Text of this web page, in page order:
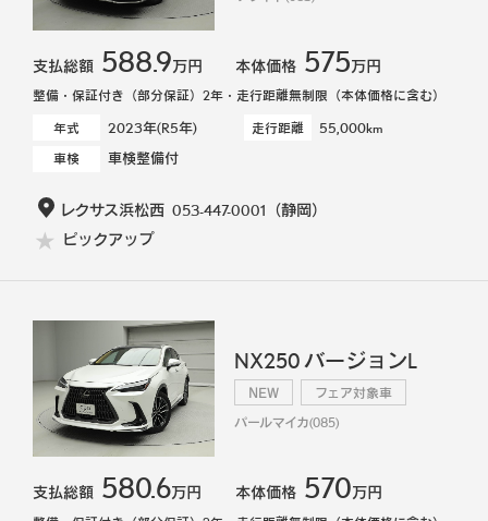
支払総額 588.9万円 本体価格 575万円
整備・保証付き（部分保証）2年・走行距離無制限（本体価格に含む）
年式
2023年(R5年) 走行距離 55,000km
車検 車検整備付
レクサス浜松西 053-447-0001 （静岡）
ピックアップ
NX250 バージョンL
NEW フェア対象車
パールマイカ(085)
支払総額 580.6万円 本体価格 570万円